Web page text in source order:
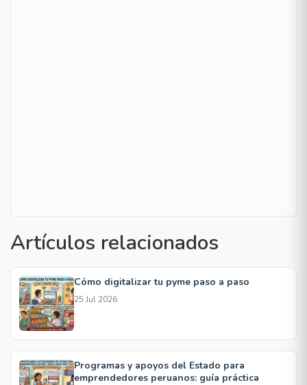
Artículos relacionados
Cómo digitalizar tu pyme paso a paso
25 Jul 2026
Programas y apoyos del Estado para
emprendedores peruanos: guía práctica